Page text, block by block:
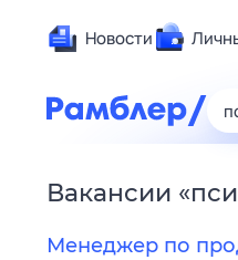
Новости
Вакансии «
Менеджер по